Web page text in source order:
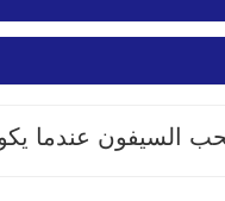
السيفون عندما